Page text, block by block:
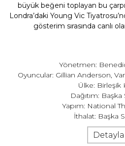
büyük beğeni toplayan bu
Londra’daki Young Vic
gösterim sırasında canlı
Yönetmen:
Oyuncular: Gillian Anderson,
Ülke: Birleşik
Dağıtım:
Yapım: National
İthalat: Başka